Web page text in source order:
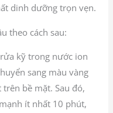
dinh dưỡng trọn vẹn.
theo cách sau:
kỹ trong nước ion
sang màu vàng
bề mặt. Sau đó,
ít nhất 10 phút,